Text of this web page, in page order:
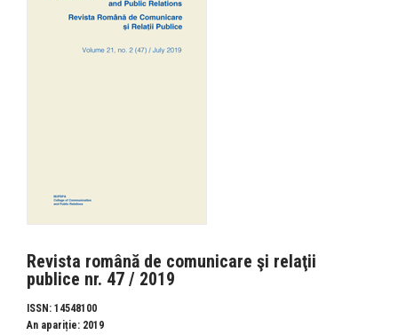
Revista română de comunicare şi relaţii
publice nr. 47 / 2019
ISSN: 14548100
An apariție: 2019